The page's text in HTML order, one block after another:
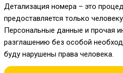
Детализация номера – это
предоставляется только
Персональные данные и прочая
разглашению без особой
буду нарушены права человека.